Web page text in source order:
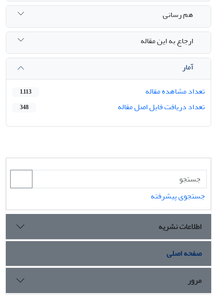
هم رسانی
ارجاع به این مقاله
آمار
تعداد مشاهده مقاله
1,113
تعداد دریافت فایل اصل مقاله 348
جستجوی پیشرفته
اطلاعات نشریه
صفحه اصلی
مرور